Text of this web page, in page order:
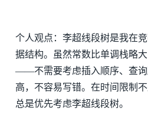
个人观点：李超线段树是我在
据结构。虽然常数比单调栈略
——不需要考虑插入顺序、查询
高，不容易写错。在时间限制
总是优先考虑李超线段树。